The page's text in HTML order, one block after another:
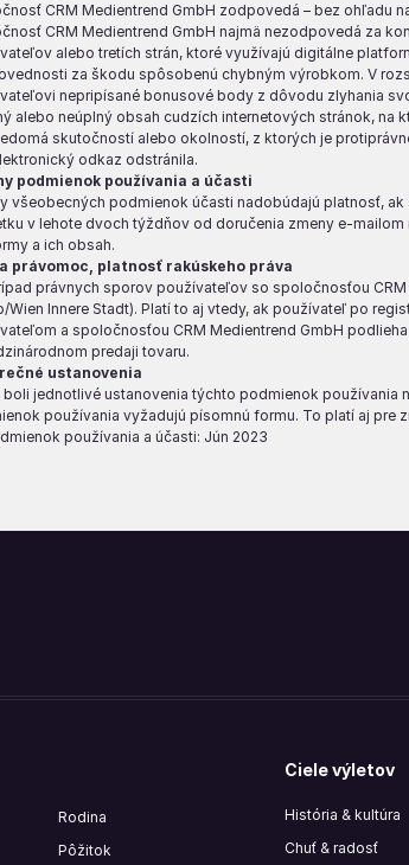
CRM Medientrend GmbH zodpovedá – bez ohľadu
CRM Medientrend GmbH najmä nezodpovedá za
alebo tretích strán, ktoré využívajú digitálne
za škodu spôsobenú chybným výrobkom. V
nepripísané bonusové body z dôvodu zlyhania
alebo neúplný obsah cudzích internetových stránok,
skutočností alebo okolností, z ktorých je
odkaz odstránila.
podmienok používania a účasti
všeobecných podmienok účasti nadobúdajú platnosť,
v lehote dvoch týždňov od doručenia zmeny e-mailom
a ich obsah.
právomoc, platnosť rakúskeho práva
právnych sporov používateľov so spoločnosťou
Wien Innere Stadt). Platí to aj vtedy, ak používateľ po
a spoločnosťou CRM Medientrend GmbH
predaji tovaru.
ustanovenia
boli jednotlivé ustanovenia týchto podmienok používania
používania vyžadujú písomnú formu. To platí aj pre
používania a účasti: Jún 2023
Rodina
Pôžitok
Ciele výletov
História & kultúra
Chuť & radosť